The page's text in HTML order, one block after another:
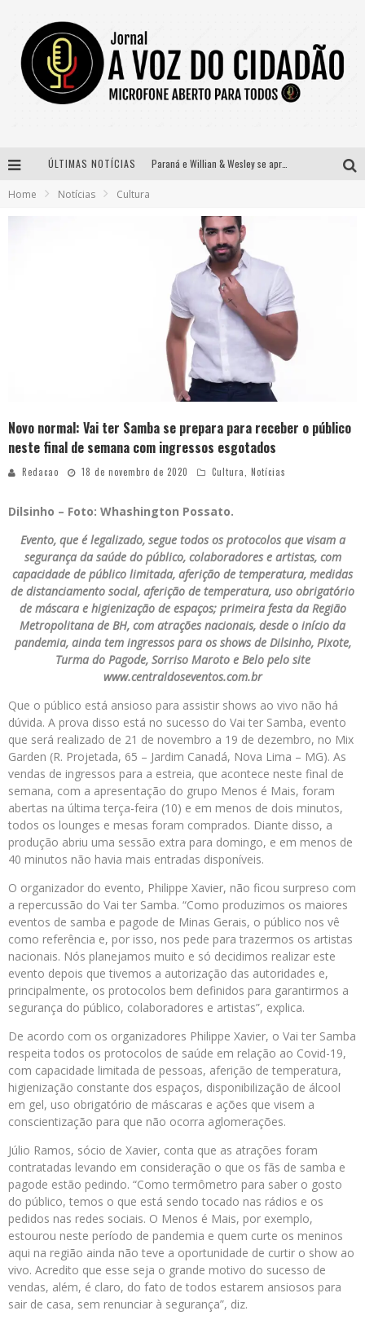
ÚLTIMAS NOTÍCIAS Paraná e Willian & Wesley se apresentam no Carretão Trevo Contagem nesta sexta-feira
Home Notícias Cultura
Novo normal: Vai ter Samba se prepara para receber o público
neste final de semana com ingressos esgotados
Redacao 18 de novembro de 2020 Cultura, Notícias
Dilsinho – Foto: Whashington Possato.
Evento, que é legalizado, segue todos os protocolos que visam a
segurança da saúde do público, colaboradores e artistas, com
capacidade de público limitada, aferição de temperatura, medidas
de distanciamento social, aferição de temperatura, uso obrigatório
de máscara e higienização de espaços; primeira festa da Região
Metropolitana de BH, com atrações nacionais, desde o início da
pandemia, ainda tem ingressos para os shows de Dilsinho, Pixote,
Turma do Pagode, Sorriso Maroto e Belo pelo site
www.centraldoseventos.com.br
Que o público está ansioso para assistir shows ao vivo não há
dúvida. A prova disso está no sucesso do Vai ter Samba, evento
que será realizado de 21 de novembro a 19 de dezembro, no Mix
Garden (R. Projetada, 65 – Jardim Canadá, Nova Lima – MG). As
vendas de ingressos para a estreia, que acontece neste final de
semana, com a apresentação do grupo Menos é Mais, foram
abertas na última terça-feira (10) e em menos de dois minutos,
todos os lounges e mesas foram comprados. Diante disso, a
produção abriu uma sessão extra para domingo, e em menos de
40 minutos não havia mais entradas disponíveis.
O organizador do evento, Philippe Xavier, não ficou surpreso com
a repercussão do Vai ter Samba. “Como produzimos os maiores
eventos de samba e pagode de Minas Gerais, o público nos vê
como referência e, por isso, nos pede para trazermos os artistas
nacionais. Nós planejamos muito e só decidimos realizar este
evento depois que tivemos a autorização das autoridades e,
principalmente, os protocolos bem definidos para garantirmos a
segurança do público, colaboradores e artistas”, explica.
De acordo com os organizadores Philippe Xavier, o Vai ter Samba
respeita todos os protocolos de saúde em relação ao Covid-19,
com capacidade limitada de pessoas, aferição de temperatura,
higienização constante dos espaços, disponibilização de álcool
em gel, uso obrigatório de máscaras e ações que visem a
conscientização para que não ocorra aglomerações.
Júlio Ramos, sócio de Xavier, conta que as atrações foram
contratadas levando em consideração o que os fãs de samba e
pagode estão pedindo. “Como termômetro para saber o gosto
do público, temos o que está sendo tocado nas rádios e os
pedidos nas redes sociais. O Menos é Mais, por exemplo,
estourou neste período de pandemia e quem curte os meninos
aqui na região ainda não teve a oportunidade de curtir o show ao
vivo. Acredito que esse seja o grande motivo do sucesso de
vendas, além, é claro, do fato de todos estarem ansiosos para
sair de casa, sem renunciar à segurança”, diz.